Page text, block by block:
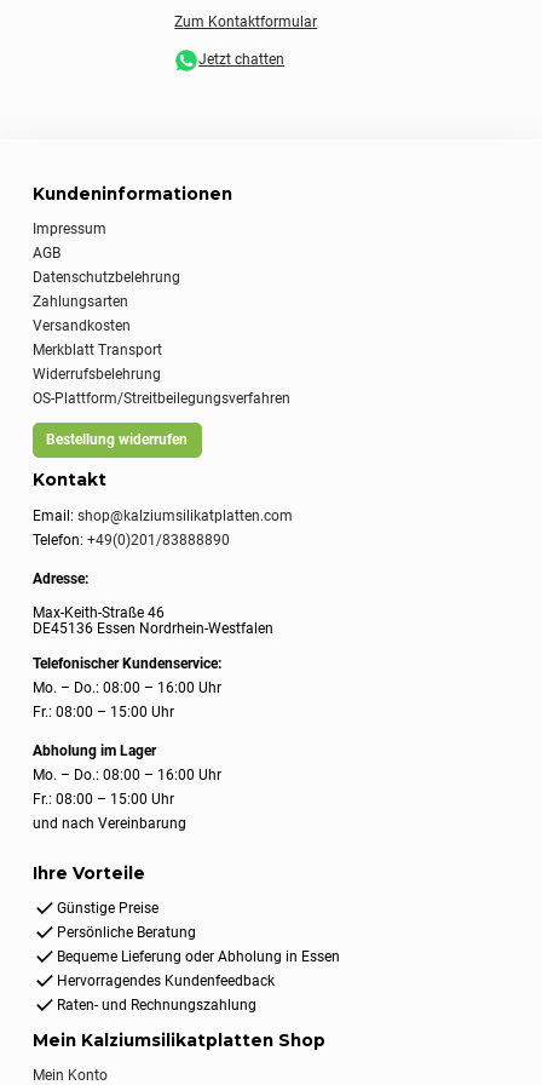
Zum Kontaktformular
Jetzt chatten
Kundeninformationen
Impressum
AGB
Datenschutzbelehrung
Zahlungsarten
Versandkosten
Merkblatt Transport
Widerrufsbelehrung
OS-Plattform/Streitbeilegungsverfahren
Bestellung widerrufen
Kontakt
Email:shop@kalziumsilikatplatten.com
Telefon:+49(0)201/83888890
Adresse:
Max-Keith-Straße 46
DE45136 Essen Nordrhein-Westfalen
Telefonischer Kundenservice:
Mo. – Do.: 08:00 – 16:00 Uhr
Fr.: 08:00 – 15:00 Uhr
Abholung im Lager
Mo. – Do.: 08:00 – 16:00 Uhr
Fr.: 08:00 – 15:00 Uhr
und nach Vereinbarung
Ihre Vorteile
Günstige Preise
Persönliche Beratung
Bequeme Lieferung oder Abholung in Essen
Hervorragendes Kundenfeedback
Raten- und Rechnungszahlung
Mein Kalziumsilikatplatten Shop
Mein Konto